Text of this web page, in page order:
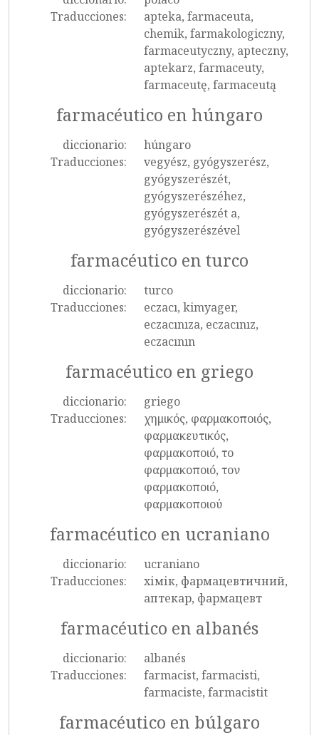
Traducciones:
apteka, farmaceuta,
chemik, farmakologiczny,
farmaceutyczny, apteczny,
aptekarz, farmaceuty,
farmaceutę, farmaceutą
farmacéutico en húngaro
diccionario:
húngaro
Traducciones:
vegyész, gyógyszerész,
gyógyszerészét,
gyógyszerészéhez,
gyógyszerészét a,
gyógyszerészével
farmacéutico en turco
diccionario:
turco
Traducciones:
eczacı, kimyager,
eczacınıza, eczacınız,
eczacının
farmacéutico en griego
diccionario:
griego
Traducciones:
χημικός, φαρμακοποιός,
φαρμακευτικός,
φαρμακοποιό, το
φαρμακοποιό, τον
φαρμακοποιό,
φαρμακοποιού
farmacéutico en ucraniano
diccionario:
ucraniano
Traducciones:
хімік, фармацевтичний,
аптекар, фармацевт
farmacéutico en albanés
diccionario:
albanés
Traducciones:
farmacist, farmacisti,
farmaciste, farmacistit
farmacéutico en búlgaro